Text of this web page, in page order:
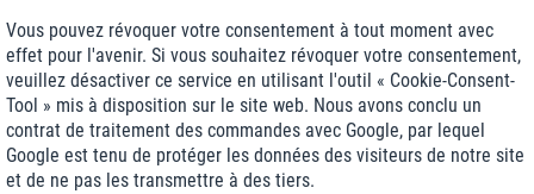
Vous pouvez révoquer votre consentement à tout moment avec
effet pour l'avenir. Si vous souhaitez révoquer votre consentement,
veuillez désactiver ce service en utilisant l'outil « Cookie-Consent-
Tool » mis à disposition sur le site web. Nous avons conclu un
contrat de traitement des commandes avec Google, par lequel
Google est tenu de protéger les données des visiteurs de notre site
et de ne pas les transmettre à des tiers.